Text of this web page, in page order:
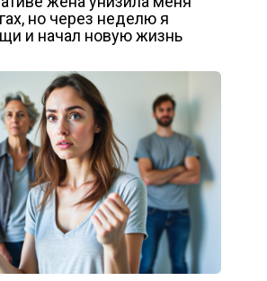
но через неделю я
и начал новую жизнь